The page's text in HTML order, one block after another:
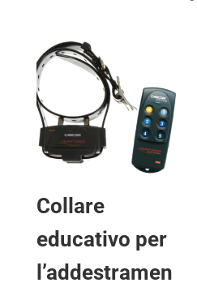
Collare
educativo per
l’addestramen